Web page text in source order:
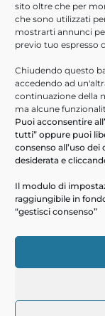
sito oltre che per
che sono utilizzati
mostrarti annunci
previo tuo espresso
Chiudendo questo
accedendo ad
continuazione della
ma alcune
Puoi acconsentire
tutti” oppure puoi
consenso all’uso
desiderata e
Il modulo di
raggiungibile in
“gestisci consenso”
Che tu sia un
abbiamo la
Invia candidatura
Accesso
Contatti
Servizi
Soluzioni
Certificazioni
Profilo
Powered by